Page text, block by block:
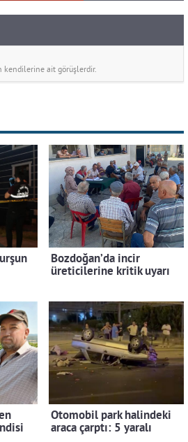
kendilerine ait görüşlerdir.
Bozdoğan’da incir
üreticilerine kritik uyarı
Otomobil park halindeki
araca çarptı: 5 yaralı